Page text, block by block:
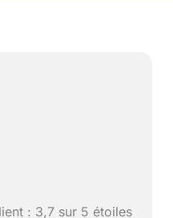
: 3,7 sur 5 étoiles